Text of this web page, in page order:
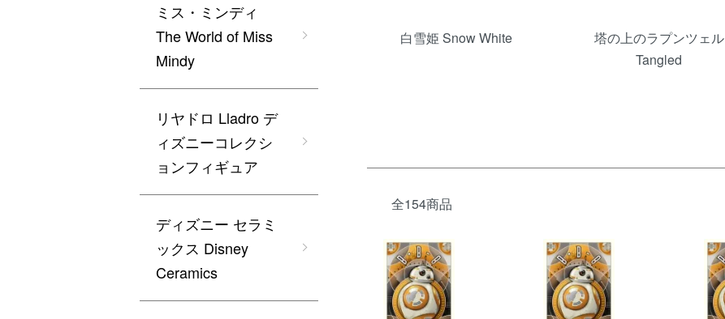
白雪姫 Snow White
塔の上のラプンツェル
Tangled
全154商品
ミス・ミンディ
The World of Miss
Mindy
リヤドロ Lladro デ
ィズニーコレクシ
ョンフィギュア
ディズニー セラミ
ックス Disney
Ceramics